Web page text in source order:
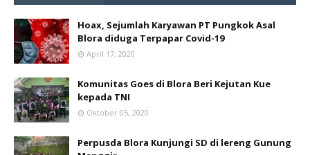
Hoax, Sejumlah Karyawan PT Pungkok Asal
Blora diduga Terpapar Covid-19
April 17, 2020
Komunitas Goes di Blora Beri Kejutan Kue
kepada TNI
Oktober 05, 2020
Perpusda Blora Kunjungi SD di lereng Gunung